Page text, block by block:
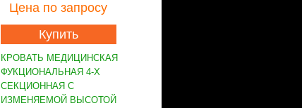
Цена по запросу
Купить
КРОВАТЬ МЕДИЦИНСКАЯ
ФУКЦИОНАЛЬНАЯ 4-Х
СЕКЦИОННАЯ С
ИЗМЕНЯЕМОЙ ВЫСОТОЙ